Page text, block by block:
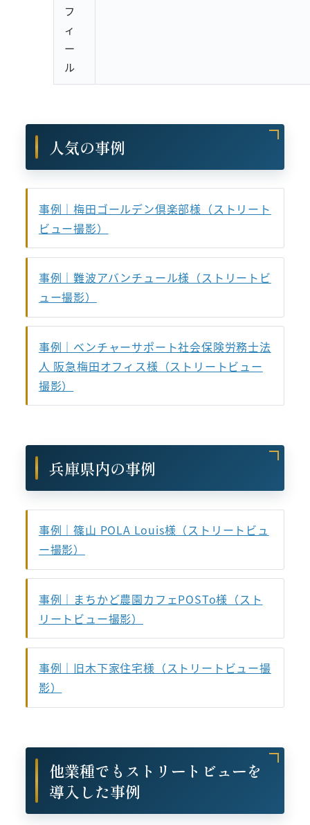
フ
ィ
ー
ル
人気の事例
事例｜梅田ゴールデン倶楽部様（ストリート
ビュー撮影）
事例｜難波アバンチュール様（ストリートビ
ュー撮影）
事例｜ベンチャーサポート社会保険労務士法
人 阪急梅田オフィス様（ストリートビュー
撮影）
兵庫県内の事例
事例｜篠山 POLA Louis様（ストリートビュ
ー撮影）
事例｜まちかど農園カフェPOSTo様（スト
リートビュー撮影）
事例｜旧木下家住宅様（ストリートビュー撮
影）
他業種でもストリートビューを
導入した事例